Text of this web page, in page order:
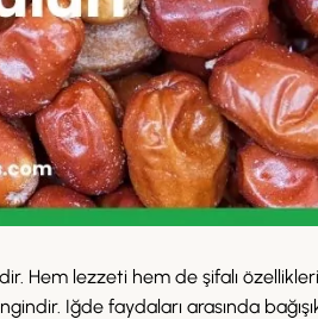
Hem lezzeti hem de şifalı
Iğde faydaları arasında